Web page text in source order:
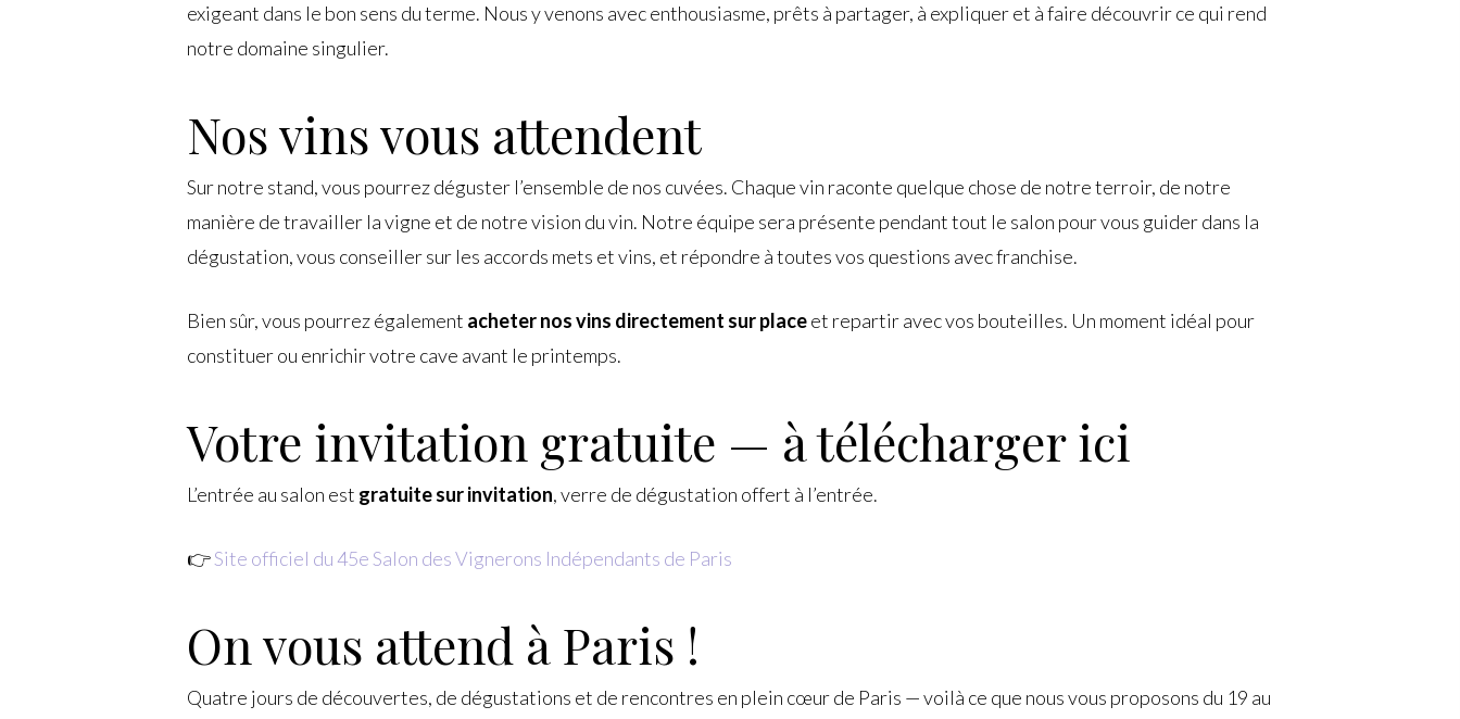
exigeant dans le bon sens du terme. Nous y venons avec enthousiasme, prêts à partager, à expliquer et à faire découvrir ce qui rend
notre domaine singulier.
Nos vins vous attendent
Sur notre stand, vous pourrez déguster l’ensemble de nos cuvées. Chaque vin raconte quelque chose de notre terroir, de notre
manière de travailler la vigne et de notre vision du vin. Notre équipe sera présente pendant tout le salon pour vous guider dans la
dégustation, vous conseiller sur les accords mets et vins, et répondre à toutes vos questions avec franchise.
Bien sûr, vous pourrez également acheter nos vins directement sur placeet repartir avec vos bouteilles. Un moment idéal pour
constituer ou enrichir votre cave avant le printemps.
Votre invitation gratuite — à télécharger ici
L’entrée au salon est gratuite sur invitation, verre de dégustation offert à l’entrée.
👉Site officiel du 45e Salon des Vignerons Indépendants de Paris
On vous attend à Paris !
Quatre jours de découvertes, de dégustations et de rencontres en plein cœur de Paris — voilà ce que nous vous proposons du 19 au